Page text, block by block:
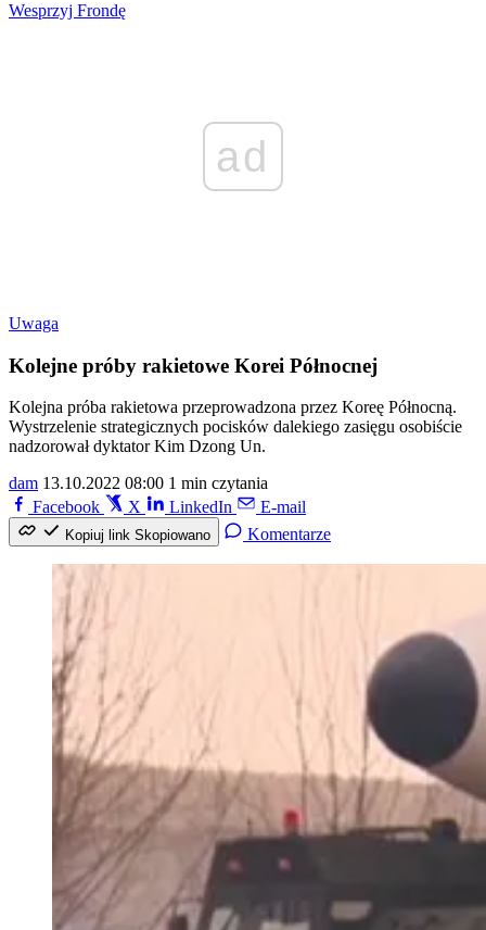
Wesprzyj Frondę
ad
Uwaga
Kolejne próby rakietowe Korei Północnej
Kolejna próba rakietowa przeprowadzona przez Koreę Północną.
Wystrzelenie strategicznych pocisków dalekiego zasięgu osobiście
nadzorował dyktator Kim Dzong Un.
dam 13.10.2022 08:00 1 min czytania
Facebook
X LinkedIn E-mail
Kopiuj link Skopiowano Komentarze